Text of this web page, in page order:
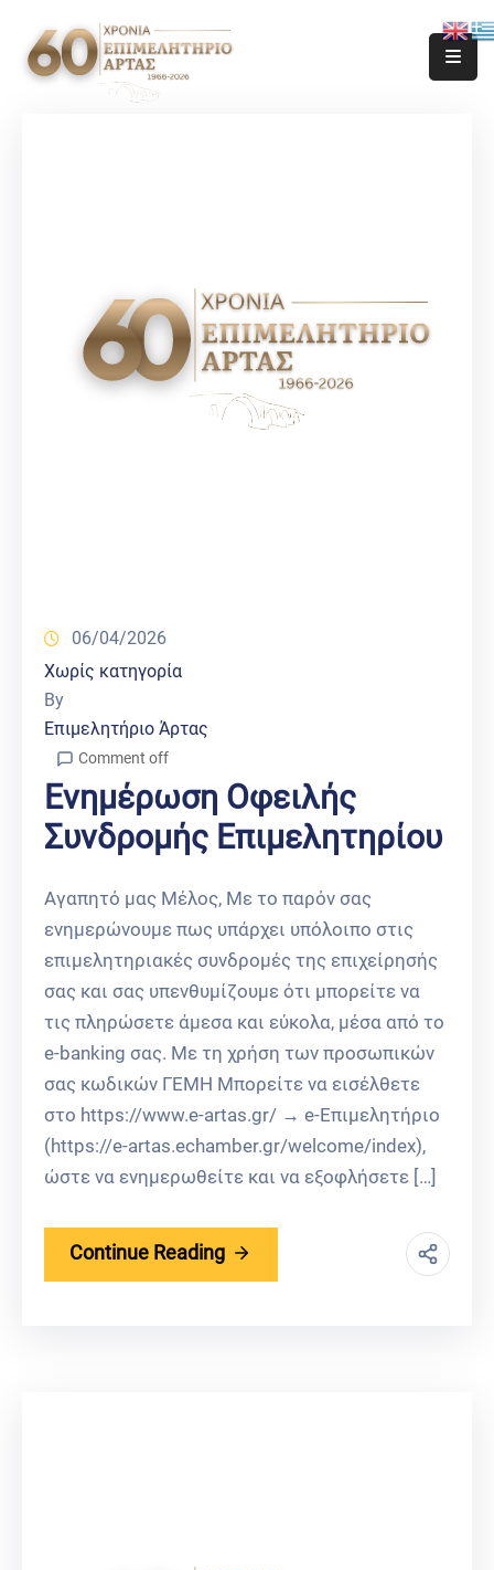
06/04/2026
Χωρίς κατηγορία
By
Επιμελητήριο Άρτας
Comment off
Ενημέρωση Οφειλής
Συνδρομής Επιμελητηρίου
Αγαπητό μας Μέλος, Με το παρόν σας
ενημερώνουμε πως υπάρχει υπόλοιπο στις
επιμελητηριακές συνδρομές της επιχείρησής
σας και σας υπενθυμίζουμε ότι μπορείτε να
τις πληρώσετε άμεσα και εύκολα, μέσα από το
e-banking σας. Με τη χρήση των προσωπικών
σας κωδικών ΓΕΜΗ Μπορείτε να εισέλθετε
στο https://www.e-artas.gr/ → e-Επιμελητήριο
(https://e-artas.echamber.gr/welcome/index),
ώστε να ενημερωθείτε και να εξοφλήσετε […]
Continue Reading